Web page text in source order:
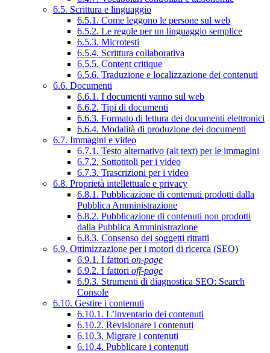
6.5. Scrittura e linguaggio
6.5.1. Come leggono le persone sul web
6.5.2. Le regole per un linguaggio semplice
6.5.3. Microtesti
6.5.4. Scrittura collaborativa
6.5.5. Content critique
6.5.6. Traduzione e localizzazione dei contenuti
6.6. Documenti
6.6.1. I documenti vanno sul web
6.6.2. Tipi di documenti
6.6.3. Formato di lettura dei documenti elettronici
6.6.4. Modalità di produzione dei documenti
6.7. Immagini e video
6.7.1. Testo alternativo (alt text) per le immagini
6.7.2. Sottotitoli per i video
6.7.3. Trascrizioni per i video
6.8. Proprietà intellettuale e privacy
6.8.1. Pubblicazione di contenuti prodotti dalla
Pubblica Amministrazione
6.8.2. Pubblicazione di contenuti non prodotti
dalla Pubblica Amministrazione
6.8.3. Consenso dei soggetti ritratti
6.9. Ottimizzazione per i motori di ricerca (SEO)
6.9.1. I fattori on-page
6.9.2. I fattori off-page
6.9.3. Strumenti di diagnostica SEO: Search
Console
6.10. Gestire i contenuti
6.10.1. L’inventario dei contenuti
6.10.2. Revisionare i contenuti
6.10.3. Migrare i contenuti
6.10.4. Pubblicare i contenuti